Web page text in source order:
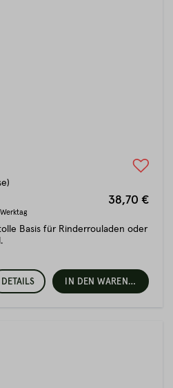
38,70 €
Basis für Rinderrouladen oder
DETAILS IN DEN WARENKORB